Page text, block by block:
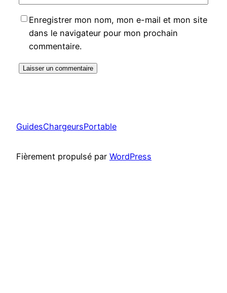
Enregistrer mon nom, mon e-mail et mon site
dans le navigateur pour mon prochain
commentaire.
GuidesChargeursPortable
Fièrement propulsé par WordPress